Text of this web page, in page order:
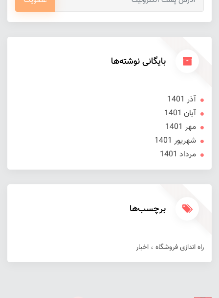
بایگانی نوشته‌ها
آذر 1401
آبان 1401
مهر 1401
شهریور 1401
مرداد 1401
برچسب‌ها
راه اندازی فروشگاه اخبار